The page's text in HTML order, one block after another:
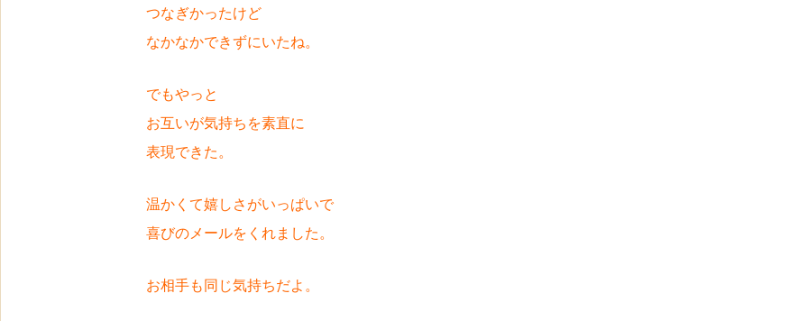
つなぎかったけど
なかなかできずにいたね。
でもやっと
お互いが気持ちを素直に
表現できた。
温かくて嬉しさがいっぱいで
喜びのメールをくれました。
お相手も同じ気持ちだよ。